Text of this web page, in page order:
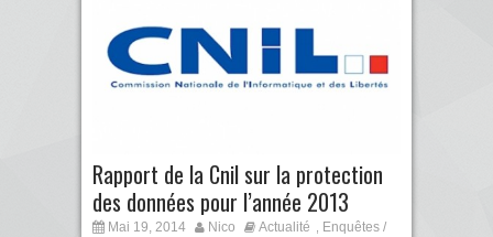
Rapport de la Cnil sur la protection
des données pour l’année 2013
Mai 19, 2014 Nico Actualité , Enquêtes /